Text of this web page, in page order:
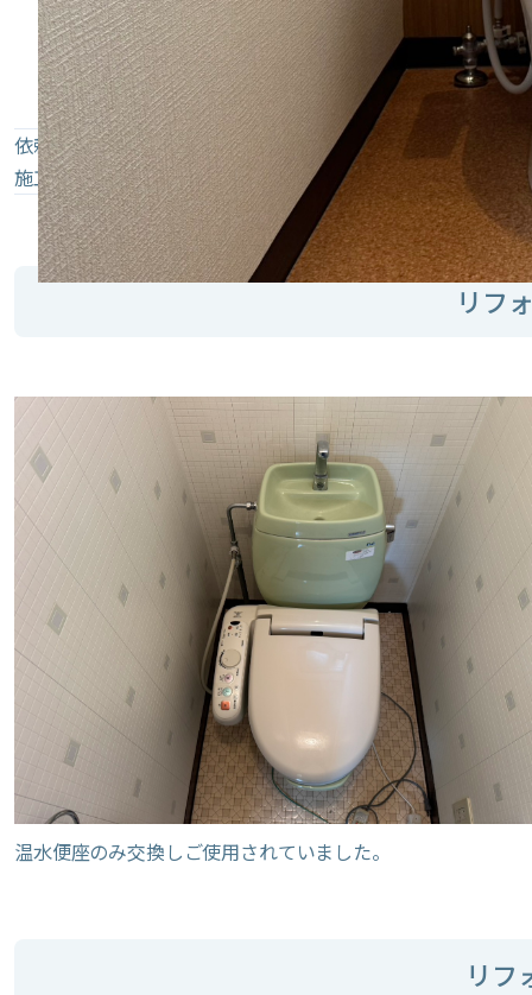
依頼内容 トイレ交換・内装工事 使用商品
INAXアメー
施工内容
便器交換工事・内
リフ
温水便座のみ交換しご使用されていました。
リフ